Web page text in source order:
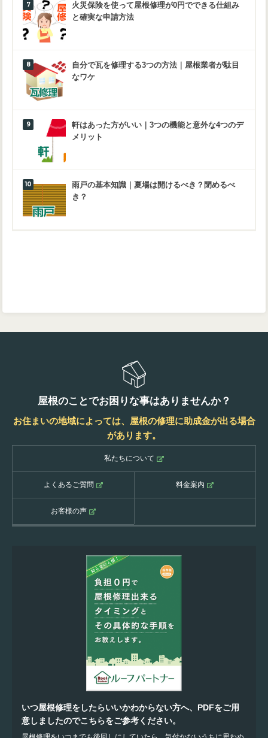
火災保険を使って屋根修理が0円でできる仕組み
と確実な申請方法
自分で瓦を修理する3つの方法｜屋根業者が駄目
なワケ
軒はあった方がいい｜3つの機能と意外な4つのデ
メリット
雨戸の基本知識｜夏場は開けるべき？閉めるべ
き？
屋根のことでお困りな事はありませんか？
お住まいの地域によっては、屋根の修理に助成金が出る場合
があります。
私たちについて
よくあるご質問 料金案内
お客様の声
いつ屋根修理をしたらいいかわからない方へ、PDFをご用
意しましたのでこちらをご参考ください。